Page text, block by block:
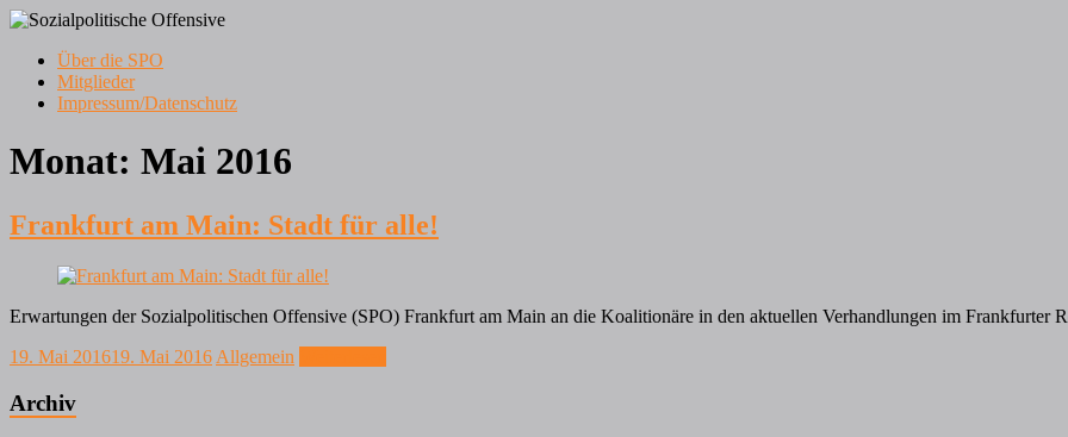
Zum
springen
Sozialpolitische Offensive
Frankfurt am Main
Menü
Über die SPO
Mitglieder
Impressum/Datenschutz
Monat: Mai 2016
Frankfurt am Main: Stadt für alle!
Erwartungen der Sozialpolitischen Offensive (SPO) Frankfurt am Main an die Koalitionäre in den aktuellen Verhandlungen im Frankfurter
19. Mai 201619. Mai 2016 Allgemein
Archiv